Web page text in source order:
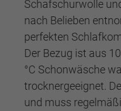
Schafschurwolle
nach Belieben
perfekten
Der Bezug ist aus
°C Schonwäsche
trocknergeeignet.
und muss